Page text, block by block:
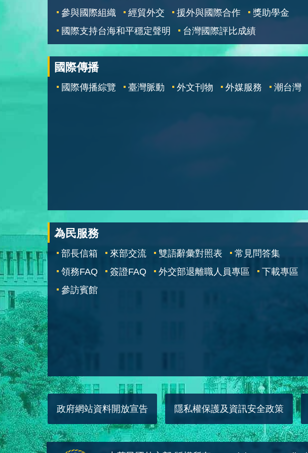
參與國際組織
經貿外交 援外與國際合作
獎助學金
國際支持台海和平穩定聲明
台灣國際評比成績
國際傳播
國際傳播綜覽 臺灣脈動 外文刊物 外媒服務 潮台灣
為民服務
部長信箱 來部交流 雙語辭彙對照表
常見問答集
領務FAQ
簽證FAQ 外交部退離職人員專區
下載專區
參訪賓館
政府網站資料開放宣告 隱私權保護及資訊安全政策